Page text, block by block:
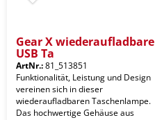
Gear X wiederaufladbare
USB Ta
ArtNr.:81_513851
Funktionalität, Leistung und Design
vereinen sich in dieser
wiederaufladbaren Taschenlampe.
Das hochwertige Gehäuse aus